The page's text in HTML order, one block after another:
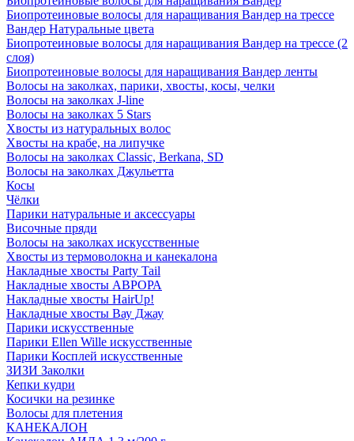
Биопротеиновые волосы для наращивания Вандер на трессе
Вандер Натуральные цвета
Биопротеиновые волосы для наращивания Вандер на трессе (2
слоя)
Биопротеиновые волосы для наращивания Вандер ленты
Волосы на заколках, парики, хвосты, косы, челки
Волосы на заколках J-line
Волосы на заколках 5 Stars
Хвосты из натуральных волос
Хвосты на крабе, на липучке
Волосы на заколках Classic, Berkana, SD
Волосы на заколках Джульетта
Косы
Чёлки
Парики натуральные и аксессуары
Височные пряди
Волосы на заколках искусственные
Хвосты из термоволокна и канекалона
Накладные хвосты Party Tail
Накладные хвосты АВРОРА
Накладные хвосты HairUp!
Накладные хвосты Вау Джау
Парики искусственные
Парики Ellen Wille искусственные
Парики Косплей искусственные
ЗИЗИ Заколки
Кепки кудри
Косички на резинке
Волосы для плетения
КАНЕКАЛОН